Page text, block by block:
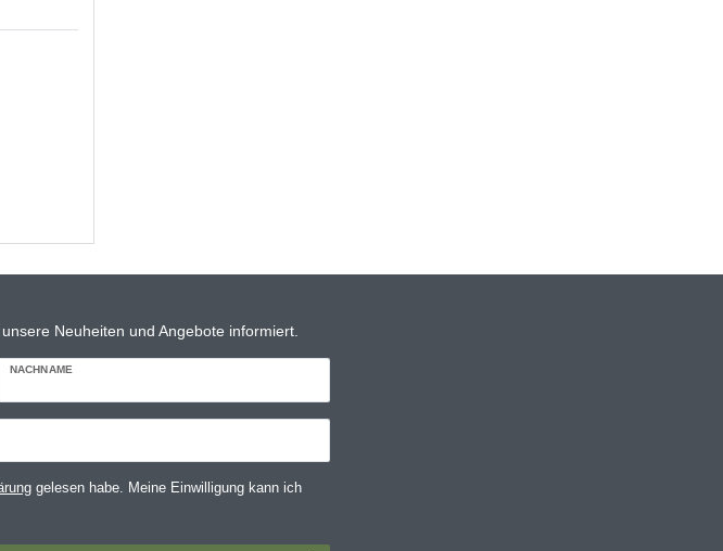
Neuheiten und Angebote informiert.
NACHNAME
gelesen habe. Meine Einwilligung kann ich